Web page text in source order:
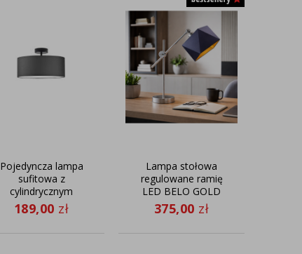
Pojedyncza lampa
sufitowa z
cylindrycznym
abażurem
WENECJA fi - 30 cm
189,00 zł
Lampa stołowa
regulowane ramię
LED BELO GOLD
375,00 zł